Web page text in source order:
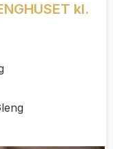
kl.